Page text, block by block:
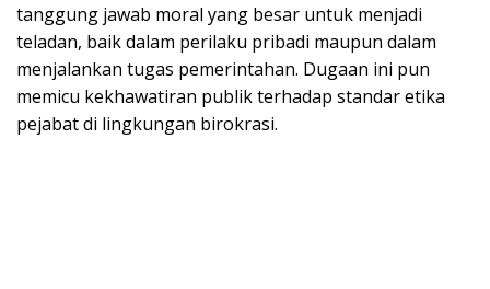
tanggung jawab moral yang besar untuk menjadi
teladan, baik dalam perilaku pribadi maupun dalam
menjalankan tugas pemerintahan. Dugaan ini pun
memicu kekhawatiran publik terhadap standar etika
pejabat di lingkungan birokrasi.